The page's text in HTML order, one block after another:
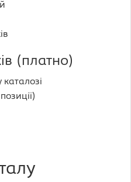
(платно)
каталозі